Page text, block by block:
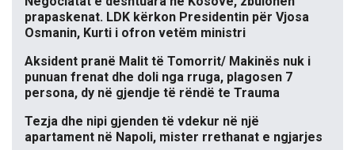
prapaskenat. LDK kërkon Presidentin për Vjosa
Osmanin, Kurti i ofron vetëm ministri
Aksident pranë Malit të Tomorrit/ Makinës nuk i
punuan frenat dhe doli nga rruga, plagosen 7
persona, dy në gjendje të rëndë te Trauma
Tezja dhe nipi gjenden të vdekur në një
apartament në Napoli, mister rrethanat e ngjarjes